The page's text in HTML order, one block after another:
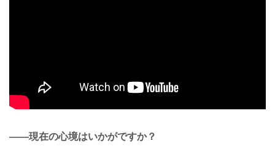
——現在の心境はいかがですか？